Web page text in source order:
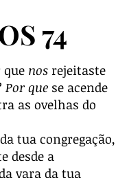
74
que nos rejeitaste
Por que se acende
as ovelhas do
tua congregação,
desde a
vara da tua